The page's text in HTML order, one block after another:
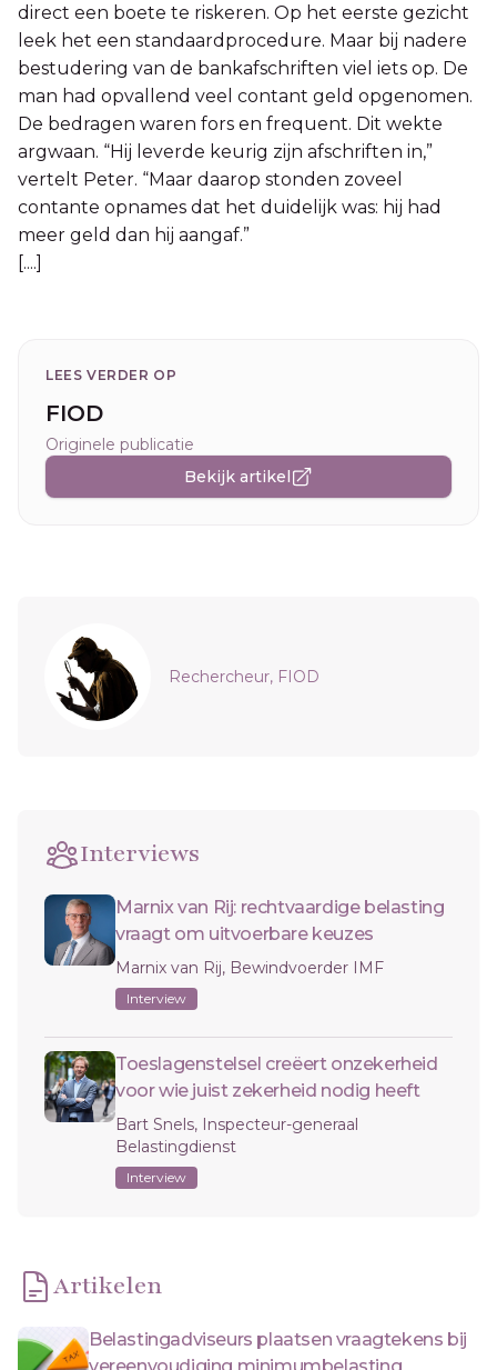
direct een boete te riskeren. Op het eerste gezicht
leek het een standaardprocedure. Maar bij nadere
bestudering van de bankafschriften viel iets op. De
man had opvallend veel contant geld opgenomen.
De bedragen waren fors en frequent. Dit wekte
argwaan. “Hij leverde keurig zijn afschriften in,”
vertelt Peter. “Maar daarop stonden zoveel
contante opnames dat het duidelijk was: hij had
meer geld dan hij aangaf.”
[....]
LEES VERDER OP
FIOD
Originele publicatie
Bekijk artikel
Sidebar
Rechercheur, FIOD
Interviews
Marnix van Rij: rechtvaardige belasting
vraagt om uitvoerbare keuzes
Marnix van Rij, Bewindvoerder IMF
Interview
Toeslagenstelsel creëert onzekerheid
voor wie juist zekerheid nodig heeft
Bart Snels, Inspecteur-generaal
Belastingdienst
Interview
Artikelen
Belastingadviseurs plaatsen vraagtekens bij